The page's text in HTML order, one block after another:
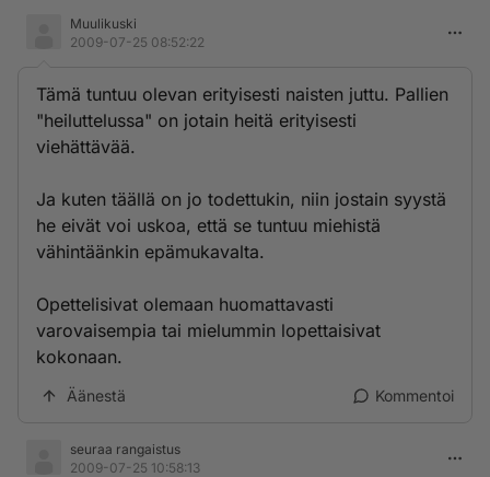
Muulikuski
2009-07-25 08:52:22
Tämä tuntuu olevan erityisesti naisten juttu. Pallien
"heiluttelussa" on jotain heitä erityisesti
viehättävää.
Ja kuten täällä on jo todettukin, niin jostain syystä
he eivät voi uskoa, että se tuntuu miehistä
vähintäänkin epämukavalta.
Opettelisivat olemaan huomattavasti
varovaisempia tai mielummin lopettaisivat
kokonaan.
Äänestä Kommentoi
seuraa rangaistus
2009-07-25 10:58:13